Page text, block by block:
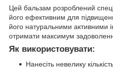
Цей бальзам розроблений
його ефективним для
його натуральними активними
отримати максимум
Як використовувати:
Нанесіть невелику